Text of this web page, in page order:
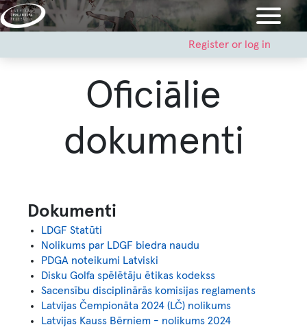
Skip
to
menu
Register or log in
Oficiālie
dokumenti
Dokumenti
LDGF Statūti
Nolikums par LDGF biedra naudu
PDGA noteikumi Latviski
Disku Golfa spēlētāju ētikas kodekss
Sacensību disciplinārās komisijas reglaments
Latvijas Čempionāta 2024 (LČ) nolikums
Latvijas Kauss Bērniem - nolikums 2024